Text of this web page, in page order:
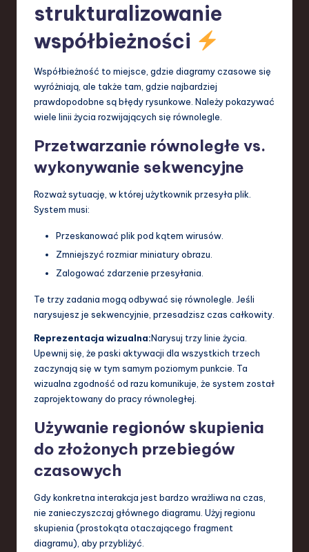
strukturalizowanie
współbieżności
Współbieżność to miejsce, gdzie diagramy czasowe się
wyróżniają, ale także tam, gdzie najbardziej
prawdopodobne są błędy rysunkowe. Należy pokazywać
wiele linii życia rozwijających się równolegle.
Przetwarzanie równoległe vs.
wykonywanie sekwencyjne
Rozważ sytuację, w której użytkownik przesyła plik.
System musi:
Przeskanować plik pod kątem wirusów.
Zmniejszyć rozmiar miniatury obrazu.
Zalogować zdarzenie przesyłania.
Te trzy zadania mogą odbywać się równolegle. Jeśli
narysujesz je sekwencyjnie, przesadzisz czas całkowity.
Reprezentacja wizualna:Narysuj trzy linie życia.
Upewnij się, że paski aktywacji dla wszystkich trzech
zaczynają się w tym samym poziomym punkcie. Ta
wizualna zgodność od razu komunikuje, że system został
zaprojektowany do pracy równoległej.
Używanie regionów skupienia
do złożonych przebiegów
czasowych
Gdy konkretna interakcja jest bardzo wrażliwa na czas,
nie zanieczyszczaj głównego diagramu. Użyj regionu
skupienia (prostokąta otaczającego fragment
diagramu), aby przybliżyć.